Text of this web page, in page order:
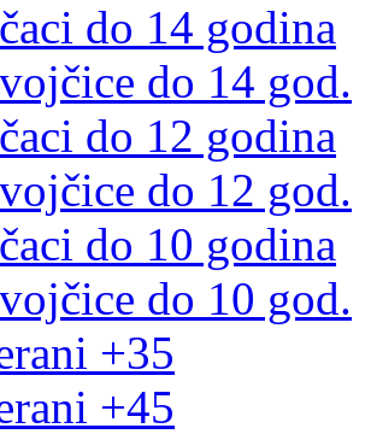
do 14 godina
do 14 god.
do 12 godina
do 12 god.
do 10 godina
do 10 god.
+35
+45